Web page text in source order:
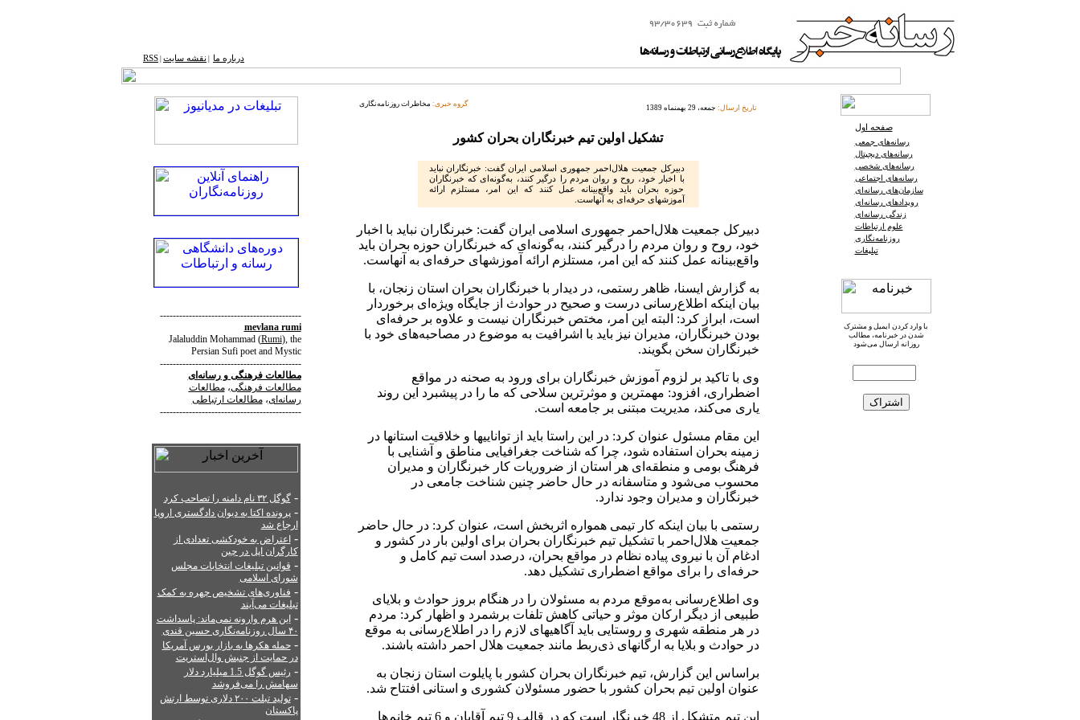
درباره ما نقشه ‌سایت RSS
--------------------------------------------
mevlana rumi
Jalaluddin Mohammad(Rumi), the
Persian Sufi poet and Mystic
--------------------------------------------
مطالعات فرهنگیورسانه‌ای
مطالعات فرهنگی،مطالعات
رسانه‌ای،مطالعات ارتباطی
--------------------------------------------
-گوگل ۳۲ نام دامنه را تصاحب کرد
-پرونده اکتا به دیوان دادگستری اروپا
ارجاع شد
- اعتراض به خودکشی تعدادی از
کارگران اپل در چین
- قوانین تبلیغات انتخابات مجلس
شورای اسلامی
- فناوری‌های تشخیص چهره به کمک
تبلیغات می‌آیند
-این هرم وارونه نمی‌ماند: پاسداشت
۴۰ سال روزنامه‌نگاری حسین قندی
-حمله هکرها به بازار بورس آمریکا
در حمایت از جنبش وال‌استریت
-
رئیس گوگل 1.5 میلیارد دلار
سهامش را می‌فروشد
-
تولید تبلت ۲۰۰ دلاری توسط ارتش
پاکستان
گروه خبری: مخاطرات روزنامه‌نگاری تاریخ ارسال: جمعه، 29 بهمنماه 1389
تشکیل اولین تیم خبرنگاران بحران کشور
دبیرکل جمعیت هلال‌احمر جمهوری اسلامی ایران گفت: خبرنگاران نباید
با اخبار خود، روح و روان مردم را درگیر کنند، به‌گونه‌ای که خبرنگاران
حوزه بحران باید واقع‌بینانه عمل کنند که این امر، مستلزم ارائه
آموزشهای حرفه‌ای به آنهاست.
دبیرکل جمعیت هلال‌احمر جمهوری اسلامی ایران گفت: خبرنگاران نباید با اخبار
خود، روح و روان مردم را درگیر کنند، به‌گونه‌ای که خبرنگاران حوزه بحران باید
واقع‌بینانه عمل کنند که این امر، مستلزم ارائه آموزشهای حرفه‌ای به آنهاست.
به گزارش ایسنا، ظاهر رستمی، در دیدار با خبرنگاران بحران استان زنجان، با
بیان اینکه اطلاع‌رسانی درست و صحیح در حوادث از جایگاه ویژه‌ای برخوردار
است، ابراز کرد: البته این امر، مختص خبرنگاران نیست و علاوه بر حرفه‌ای
بودن خبرنگاران، مدیران نیز باید با اشرافیت به موضوع در مصاحبه‌های خود با
خبرنگاران سخن بگویند.
وی با تاکید بر لزوم آموزش خبرنگاران برای ورود به صحنه در مواقع
اضطراری، افزود: مهمترین و موثرترین سلاحی که ما را در پیشبرد این روند
یاری می‌کند، مدیریت مبتنی بر جامعه است.
این مقام مسئول عنوان کرد: در این راستا باید از تواناییها و خلاقیت‌ استانها در
زمینه بحران استفاده شود، چرا که شناخت جغرافیایی مناطق و آشنایی با
فرهنگ بومی و منطقه‌ای هر استان از ضروریات کار خبرنگاران و مدیران
محسوب می‌شود و متاسفانه در حال حاضر چنین شناخت جامعی در
خبرنگاران و مدیران وجود ندارد.
رستمی با بیان اینکه کار تیمی همواره اثربخش است، عنوان کرد: در حال حاضر
جمعیت هلال‌احمر با تشکیل تیم خبرنگاران بحران برای اولین بار در کشور و
ادغام آن با نیروی پیاده نظام در مواقع بحران، درصدد است تیم کامل و
حرفه‌ای را برای مواقع اضطراری تشکیل دهد.
وی اطلاع‌رسانی به‌موقع مردم به مسئولان را در هنگام بروز حوادث و بلایای
طبیعی از دیگر ارکان موثر و حیاتی کاهش تلفات برشمرد و اظهار کرد: مردم
در هر منطقه شهری و روستایی باید آگاهیهای لازم را در اطلاع‌رسانی به ‌موقع
در حوادث و بلایا به ارگانهای ذی‌ربط مانند جمعیت هلال احمر داشته باشند.
براساس این گزارش، تیم خبرنگاران بحران کشور با پایلوت استان زنجان به‌
عنوان اولین تیم بحران کشور با حضور مسئولان کشوری و استانی افتتاح شد.
این تیم متشکل از 48 خبرنگار است که در قالب 9 تیم آقایان و 6 تیم خانم‌ها
صفحه اول
رسانه‌های جمعی
رسانه‌های دیجیتال
رسانه‌های شخصی
رسانه‌های اجتماعی
سازمان‌های رسانه‌ای
رویدادهای رسانه‌ای
زندگی رسانه‌ای
علوم ارتباطات
روزنامه‌نگاری
تبلیغات
با وارد کردن ایمیل و مشترک
شدن در خبرنامه، مطالب
روزانه ارسال می‌شود